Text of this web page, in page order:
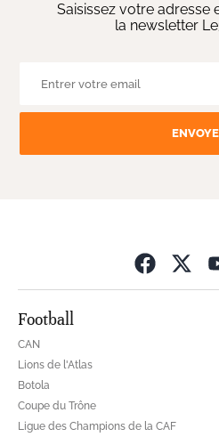
Saisissez votre adresse
la newsletter
Football
CAN
Lions de l'Atlas
Botola
Coupe du Trône
Ligue des Champions de la CAF